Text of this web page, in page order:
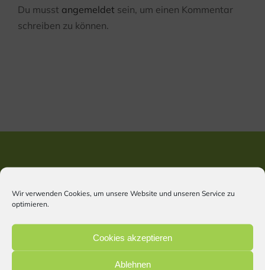
Wir verwenden Cookies, um unsere Website und unseren Service zu
optimieren.
Cookies akzeptieren
Ablehnen
Du musst angemeldet sein, um einen Kommentar
schreiben zu können.
Regensburger Str. 44